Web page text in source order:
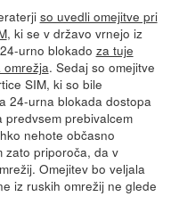
so uvedli omejitve pri
, ki se v državo vrnejo iz
urno blokado za tuje
. Sedaj so omejitve
SIM, ki so bile
24-urna blokada dostopa
prebivalcem
nehote občasno
zato priporoča, da v
Omejitev bo veljala
iz ruskih omrežij ne glede